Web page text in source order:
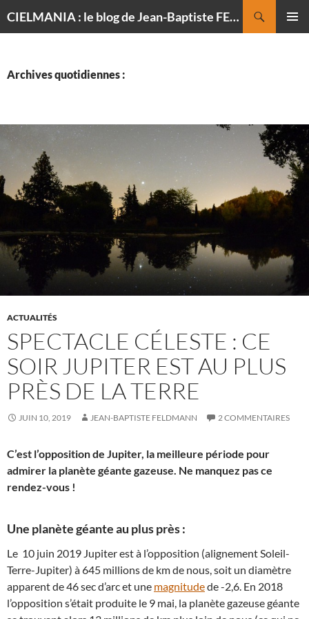
CIELMANIA : le blog de Jean-Baptiste FELDMANN, photographe du ciel
Archives quotidiennes :
ACTUALITÉS
SPECTACLE CÉLESTE : CE
SOIR JUPITER EST AU PLUS
PRÈS DE LA TERRE
JUIN 10, 2019 JEAN-BAPTISTE FELDMANN 2 COMMENTAIRES
C’est l’opposition de Jupiter, la meilleure période pour
admirer la planète géante gazeuse. Ne manquez pas ce
rendez-vous !
Une planète géante au plus près :
Le 10 juin 2019 Jupiter est à l’opposition (alignement Soleil-
Terre-Jupiter) à 645 millions de km de nous, soit un diamètre
apparent de 46 sec d’arc et une magnitudede -2,6. En 2018
l’opposition s’était produite le 9 mai, la planète gazeuse géante